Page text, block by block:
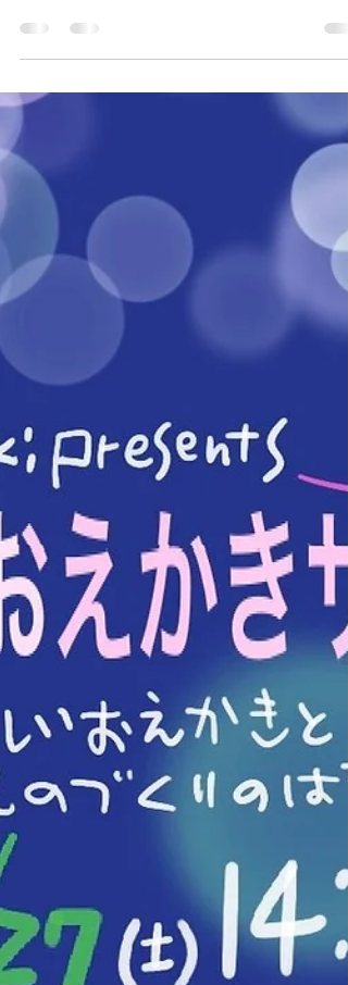
リから暑中見舞い🌺バウムクーヘンセット 』を
GETしよう！ 『 ハリマリから暑中見舞い🌺バウ
ます♪ 景品詳細 梅雨と共に夏の日差しが本格的に
なってきました。暑い日が続くので水分補給を忘
れずご自愛ください🍉👒 今月はハリマリから暑
見舞い🌺バウムクーヘンセットプレゼントキャン
ペーンを開催中！ 淡路島ばぁむ様のこだわりの
路島産素材を使用したバームクーヘン【プレー
淡路島レモン/紅茶（アールグレイ）の中からラ
ダムで2個】と夏らしいひまわりのハリマリステ
カーのセットをプレゼント致します🎁💕 ぜひキ
18日（土）〜20日（月）の3日間は、ハリマリカ
ェ4周年イベントを開催いたします✨ お近くにお
一一一一一一一一一一一一一一一一一一一一一一
【 応募方法